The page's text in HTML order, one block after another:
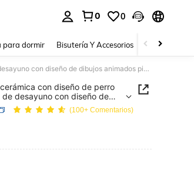
0 0
para dormir Bisutería Y Accesorios Zapatos
1 pieza Taza de café de cerámica con diseño de perro Dachshund original, taza de desayuno con diseño de dibujos animados pintada a mano como regalo
con diseño de perro
desayuno con diseño de
a mano como regalo(100+ Comentarios)